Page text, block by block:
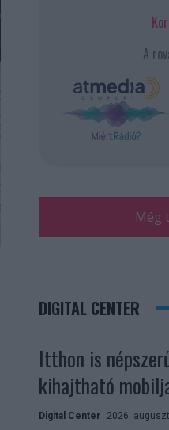
A
Még
DIGITAL CENTER
Itthon is
kihajtható
Digital Center 2026.